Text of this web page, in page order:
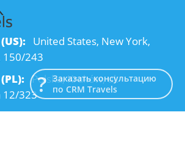
United States, New York,
150/243
Polska, Kraków, ul.
12/323
Заказать консультацию
по CRM Travels